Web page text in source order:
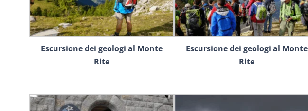
Escursione dei geologi al Monte
Rite
Escursione dei geologi al Monte
Rite